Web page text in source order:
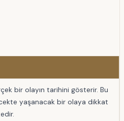
bir olayın tarihini gösterir. Bu
yaşanacak bir olaya dikkat